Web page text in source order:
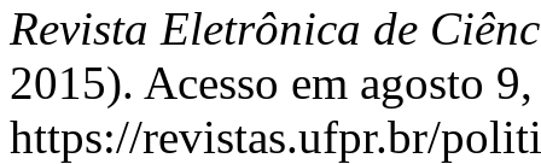
Revista Eletrônica de
2015). Acesso em agosto
https://revistas.ufpr.br/